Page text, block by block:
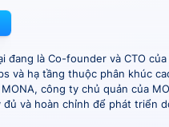
đang là Co-founder và CTO
và hạ tầng thuộc phân khúc
công ty chủ quản của
đủ và hoàn chỉnh để phát triển